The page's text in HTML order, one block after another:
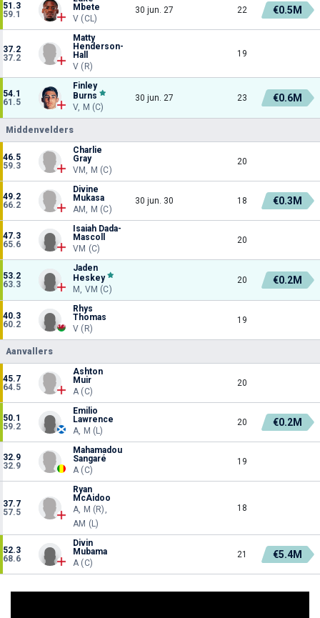
51.3
59.1
Mbete
V (CL)
30 jun. 27 22 €0.5M
37.2
37.2
Matty
Henderson-
Hall
V (R)
19
54.1
61.5
Finley
Burns
V, M (C)
30 jun. 27 23 €0.6M
Middenvelders
46.5
59.3
Charlie
Gray
VM, M (C)
20
49.2
66.2
Divine
Mukasa
AM, M (C)
30 jun. 30 18 €0.3M
47.3
65.6
Isaiah Dada-
Mascoll
VM (C)
20
53.2
63.3
Jaden
Heskey
M, VM (C)
20 €0.2M
40.3
60.2
Rhys
Thomas
V (R)
19
Aanvallers
45.7
64.5
Ashton
Muir
A (C)
20
50.1
59.2
Emilio
Lawrence
A, M (L)
20 €0.2M
32.9
32.9
Mahamadou
Sangaré
A (C)
19
37.7
57.5
Ryan
McAidoo
A, M (R),
AM (L)
18
52.3
68.6
Divin
Mubama
A (C)
21 €5.4M